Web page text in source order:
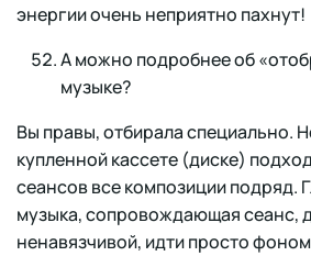
энергии очень неприятно пахнут!
А можно подробнее об
музыке?
Вы правы, отбирала специально.
купленной кассете (диске)
сеансов все композиции подряд.
музыка, сопровождающая сеанс,
ненавязчивой, идти просто